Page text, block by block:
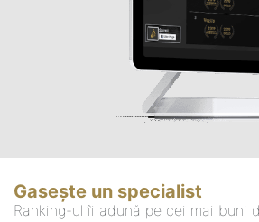
Gasește un specialist
Ranking-ul îi adună pe cei mai buni